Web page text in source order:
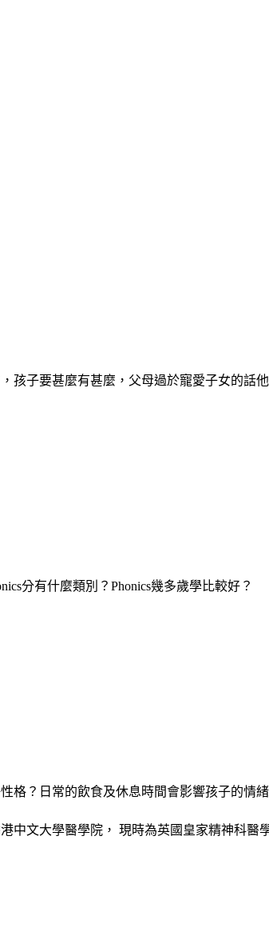
孩子要甚麼有甚麼，父母過於寵愛子女的話
分有什麼類別？Phonics幾多歲學比較好？
格？日常的飲食及休息時間會影響孩子的情
文大學醫學院， 現時為英國皇家精神科醫